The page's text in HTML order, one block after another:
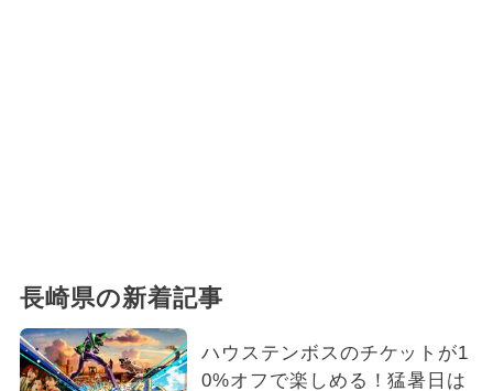
長崎県の新着記事
ハウステンボスのチケットが1
0%オフで楽しめる！猛暑日は